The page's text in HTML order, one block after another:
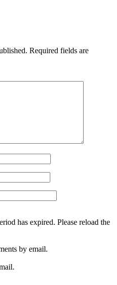
Required fields are
has expired. Please reload the
by email.